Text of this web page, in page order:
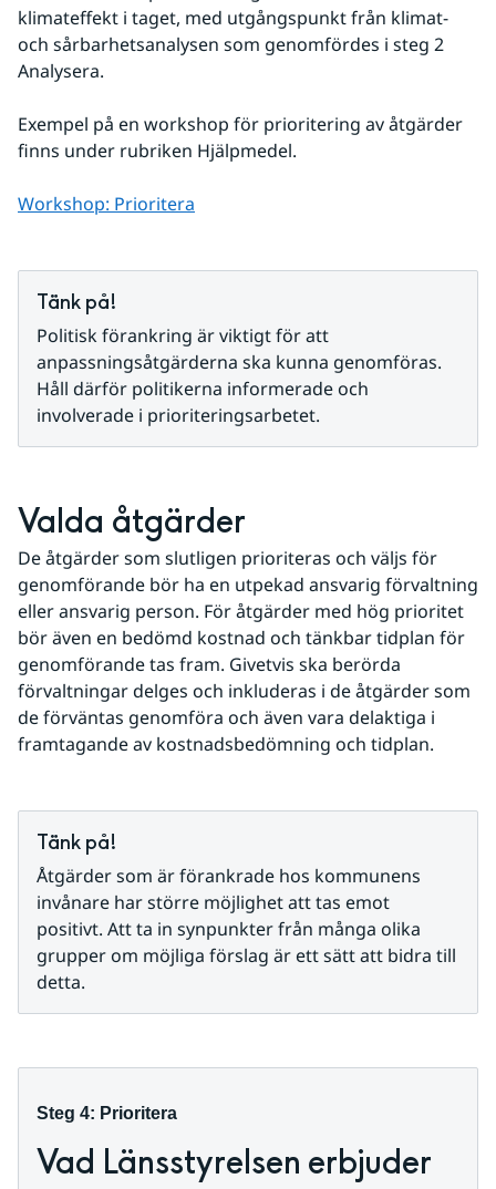
klimateffekt i taget, med utgångspunkt från klimat-
och sårbarhetsanalysen som genomfördes i steg 2
Analysera.
Exempel på en workshop för prioritering av åtgärder
finns under rubriken Hjälpmedel.
Workshop: Prioritera
Tänk på!
Politisk förankring är viktigt för att
anpassningsåtgärderna ska kunna genomföras.
Håll därför politikerna informerade och
involverade i prioriteringsarbetet.
Valda åtgärder
De åtgärder som slutligen prioriteras och väljs för
genomförande bör ha en utpekad ansvarig förvaltning
eller ansvarig person. För åtgärder med hög prioritet
bör även en bedömd kostnad och tänkbar tidplan för
genomförande tas fram. Givetvis ska berörda
förvaltningar delges och inkluderas i de åtgärder som
de förväntas genomföra och även vara delaktiga i
framtagande av kostnadsbedömning och tidplan.
Tänk på!
Åtgärder som är förankrade hos kommunens
invånare har större möjlighet att tas emot
positivt. Att ta in synpunkter från många olika
grupper om möjliga förslag är ett sätt att bidra till
detta.
Steg 4: Prioritera
Vad Länsstyrelsen erbjuder